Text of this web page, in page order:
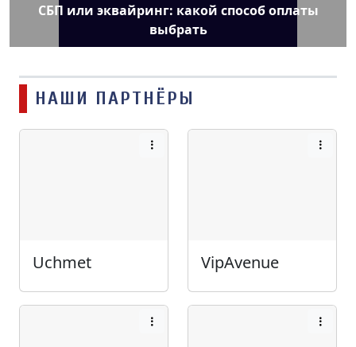
СБП или эквайринг: какой способ оплаты
выбрать
НАШИ ПАРТНЁРЫ
Uchmet VipAvenue